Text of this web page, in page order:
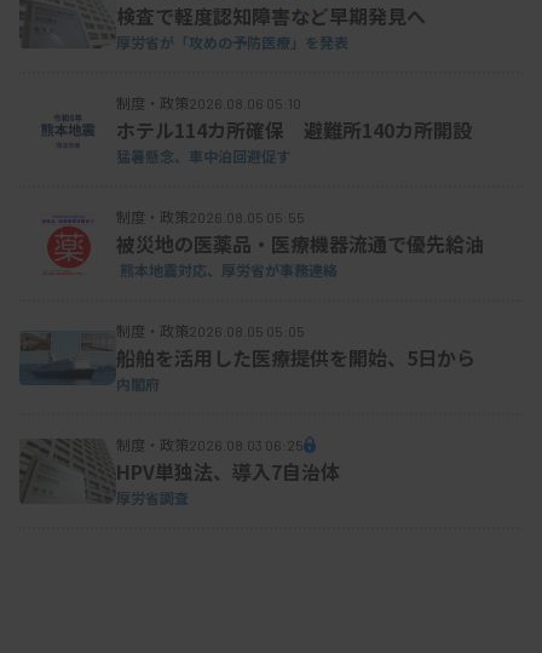
検査で軽度認知障害など早期発見へ
厚労省が「攻めの予防医療」を発表
制度・政策2026.08.06 05:10
ホテル114カ所確保 避難所140カ所開設
猛暑懸念、車中泊回避促す
制度・政策2026.08.05 05:55
被災地の医薬品・医療機器流通で優先給油
熊本地震対応、厚労省が事務連絡
制度・政策2026.08.05 05:05
船舶を活用した医療提供を開始、5日から
内閣府
制度・政策2026.08.03 06:25
HPV単独法、導入7自治体
厚労省調査